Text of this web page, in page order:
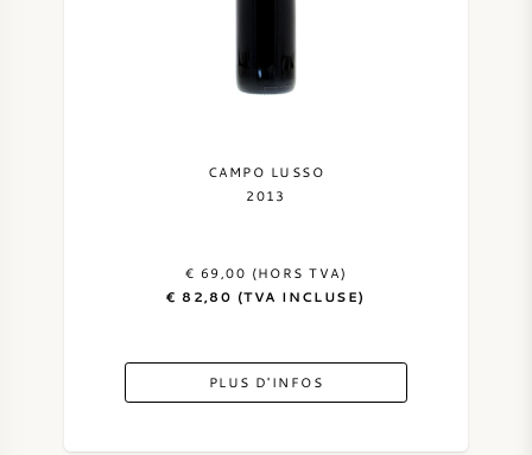
CAMPO LUSSO
2013
€ 69,00 (HORS TVA)
€ 82,80 (TVA INCLUSE)
PLUS D'INFOS